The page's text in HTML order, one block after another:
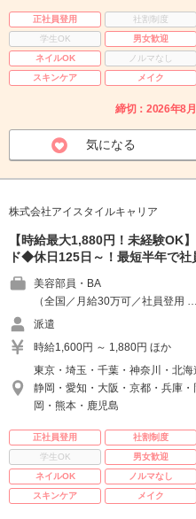
正社員登用 社割制度
学生OK
男女歓迎
ネイルOK
ノルマなし
スキンケア
メイク
締切：2026年8
気になる
株式会社アイスタイルキャリア
【時給最大1,880円！未経験OK
ド◆休日125日～！最短半年で社
美容部員・BA
（全国／月給30万可／社員登用 …
派遣
時給1,600円 ～ 1,880円 ほか
東京・埼玉・千葉・神奈川・北海
静岡・愛知・大阪・京都・兵庫
岡・熊本・鹿児島
正社員登用 社割制度
学生OK
男女歓迎
ネイルOK
ノルマなし
スキンケア
メイク